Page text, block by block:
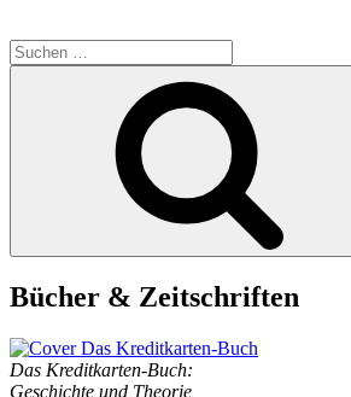
Suchen
nach:
Bücher & Zeitschriften
Das Kreditkarten-Buch:
Geschichte und Theorie